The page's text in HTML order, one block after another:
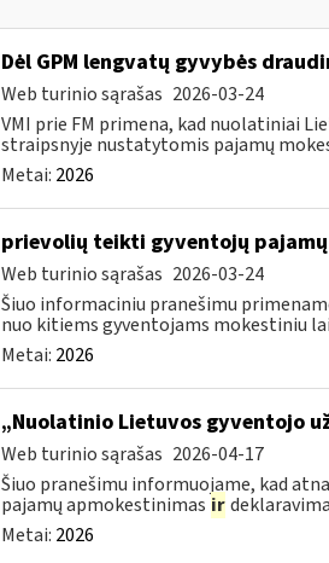
Dėl GPM lengvatų gyvybės
Web turinio sąrašas 2026-03-24
VMI prie FM primena, kad nuolatiniai
straipsnyje nustatytomis pajamų
Metai: 2026
prievolių teikti gyventojų pajamų
Web turinio sąrašas 2026-03-24
Šiuo informaciniu pranešimu
nuo kitiems gyventojams mokestiniu
Metai: 2026
„Nuolatinio Lietuvos gyventojo
Web turinio sąrašas 2026-04-17
Šiuo pranešimu informuojame, kad
pajamų apmokestinimas ir
Metai: 2026